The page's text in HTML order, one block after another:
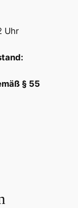
Uhr
§ 55